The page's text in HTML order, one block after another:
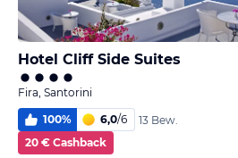
Hotel Cliff Side Suites
Fira, Santorini
100% 6,0/6
13 Bew.
20 € Cashback